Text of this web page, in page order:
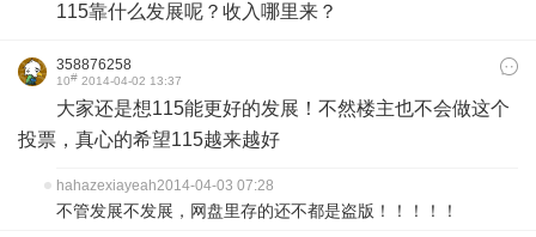
115靠什么发展呢？收入哪里来？
358876258
10# 2014-04-02 13:37
大家还是想115能更好的发展！不然楼主也不会做这个
投票，真心的希望115越来越好
hahazexiayeah2014-04-03 07:28
不管发展不发展，网盘里存的还不都是盗版！！！！！